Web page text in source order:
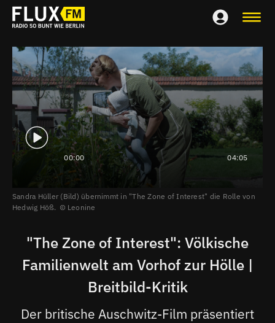
00:00 04:05
Sandra Hüller (Bild) übernimmt in "The Zone of Interest" die Rolle von
Hedwig Höß.
Leonine
"The Zone of Interest": Völkische
Familienwelt am Vorhof zur Hölle |
Breitbild-Kritik
Der britische Auschwitz-Film präsentiert